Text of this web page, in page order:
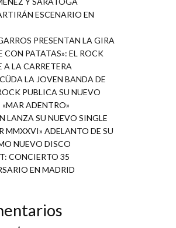
ESCENARIO EN
PRESENTAN LA GIRA
CON PATATAS»: EL ROCK
A LA CARRETERA
LA JOVEN BANDA DE
PUBLICA SU NUEVO
«MAR ADENTRO»
LANZA SU NUEVO SINGLE
MMXXVI» ADELANTO DE SU
NUEVO DISCO
CONCIERTO 35
EN MADRID